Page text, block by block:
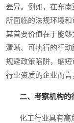
差异。例如，在东南
所面临的法规环境和
其首要价值在于能
清晰、可执行的行
规避政策陷阱，缩
行业资质的企业而言
二、考察机构的
化工行业具有高